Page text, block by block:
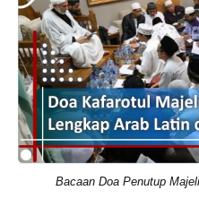
Bacaan Doa Penutup